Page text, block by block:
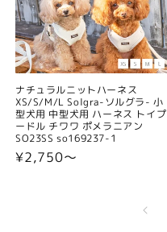
ナチュラルニットハーネス
XS/S/M/L Solgra-ソルグラ- 小
型犬用 中型犬用 ハーネス トイプ
ードル チワワ ポメラニアン
SO23SS so169237-1
通
¥2,750〜